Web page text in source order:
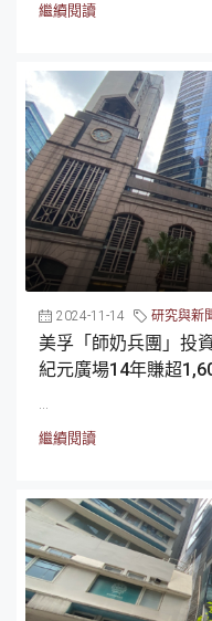
繼續閱讀
2024-11-14 研究與新
美孚「師奶兵團」投
紀元廣場14年賺超
繼續閱讀